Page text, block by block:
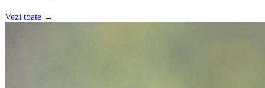
Vezi toate →